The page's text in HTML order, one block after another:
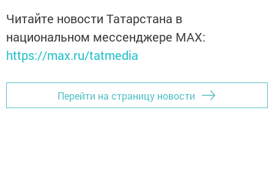
Читайте новости Татарстана в
национальном мессенджере MАХ:
https://max.ru/tatmedia
Перейти на страницу новости